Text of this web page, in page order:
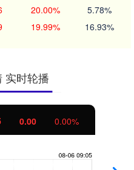
20.00% 5.78%
19.99% 16.93%
实时轮播
0.00 0.00%